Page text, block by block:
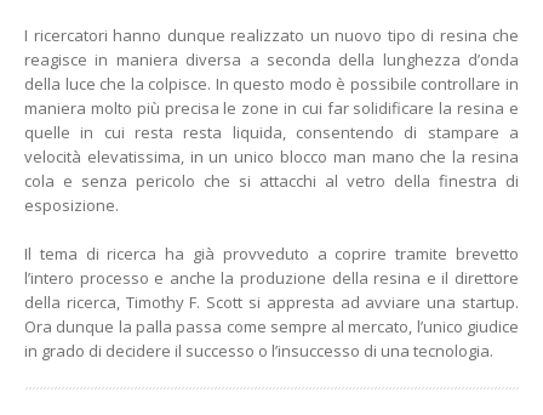
I ricercatori hanno dunque realizzato un nuovo tipo di resina che
reagisce in maniera diversa a seconda della lunghezza d’onda
della luce che la colpisce. In questo modo è possibile controllare in
maniera molto più precisa le zone in cui far solidificare la resina e
quelle in cui resta resta liquida, consentendo di stampare a
velocità elevatissima, in un unico blocco man mano che la resina
cola e senza pericolo che si attacchi al vetro della finestra di
esposizione.
Il tema di ricerca ha già provveduto a coprire tramite brevetto
l’intero processo e anche la produzione della resina e il direttore
della ricerca, Timothy F. Scott si appresta ad avviare una startup.
Ora dunque la palla passa come sempre al mercato, l’unico giudice
in grado di decidere il successo o l’insuccesso di una tecnologia.